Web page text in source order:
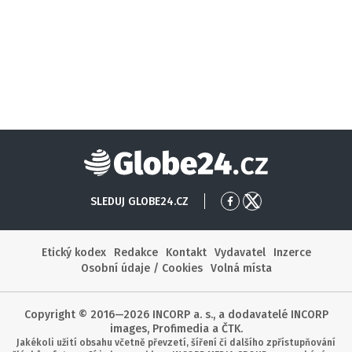
Globe24
SLEDUJ GLOBE24.CZ
PřejítPřejít
Etický kodex
Redakce Kontakt Vydavatel
Inzerce
Osobní údaje / Cookies
Volná místa
Copyright © 2016—2026 INCORP a. s., a dodavatelé INCORP
images, Profimedia a ČTK.
Jakékoli užití obsahu včetně převzetí, šíření či dalšího zpřístupňování